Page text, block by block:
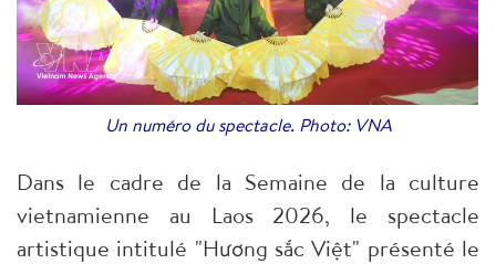
Un numéro du spectacle. Photo: VNA
Dans le cadre de la Semaine de la culture
vietnamienne au Laos 2026, le spectacle
artistique intitulé "Hương sắc Việt" présenté le